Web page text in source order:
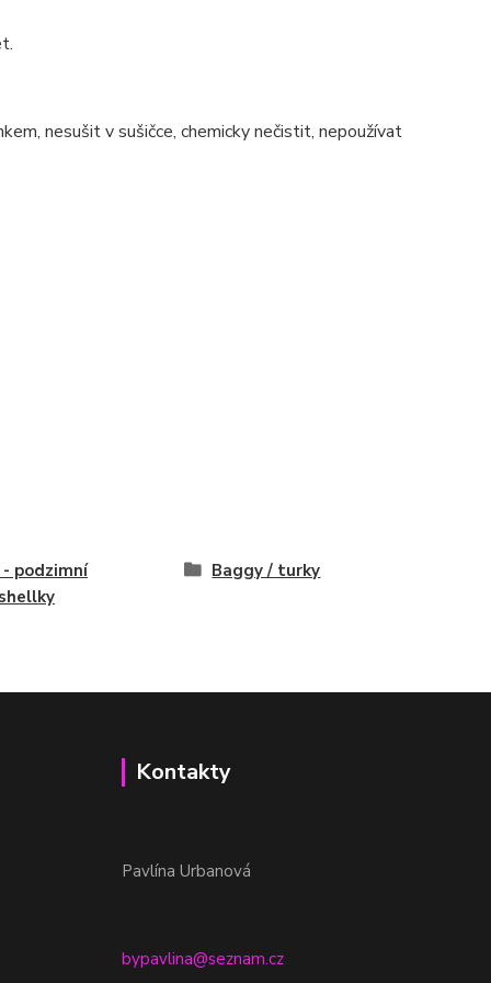
nesušit v sušičce, chemicky nečistit, nepoužívat
- podzimní
Baggy / turky
Kontakty
Pavlína Urbanová
bypavlina@seznam.cz